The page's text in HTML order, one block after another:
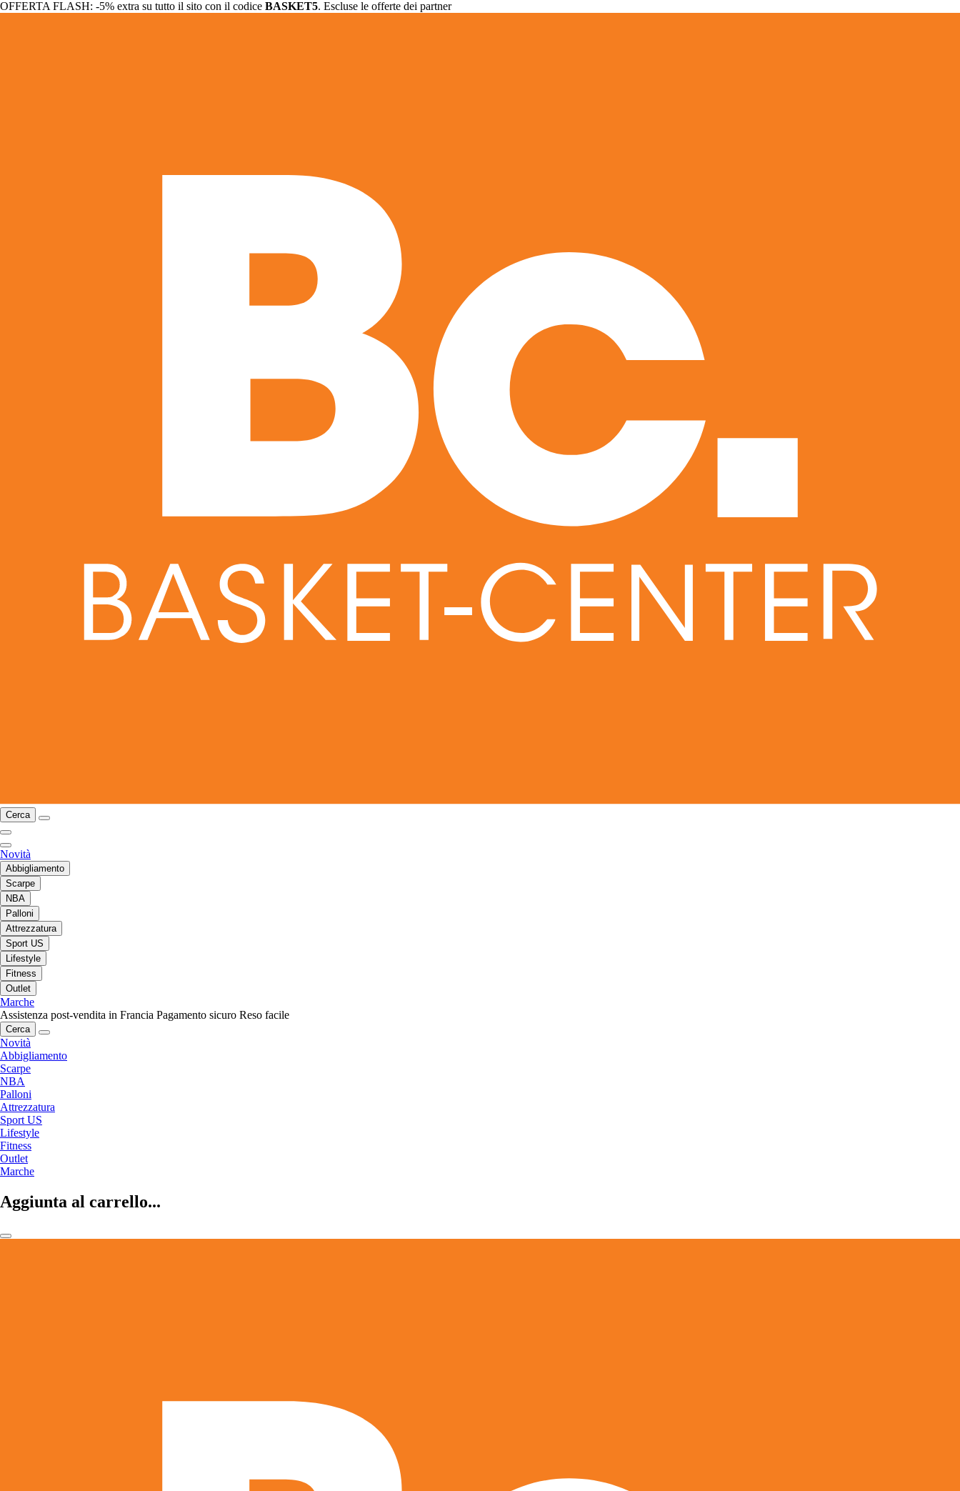
OFFERTA FLASH: -5% extra su tutto il sito con il codice BASKET5. Escluse le offerte dei partner
Cerca
Novità
Abbigliamento
Scarpe
NBA
Palloni
Attrezzatura
Sport US
Lifestyle
Fitness
Outlet
Marche
Assistenza post-vendita in Francia Pagamento sicuro Reso facile
Cerca
Novità
Abbigliamento
Scarpe
NBA
Palloni
Attrezzatura
Sport US
Lifestyle
Fitness
Outlet
Marche
Aggiunta al carrello...